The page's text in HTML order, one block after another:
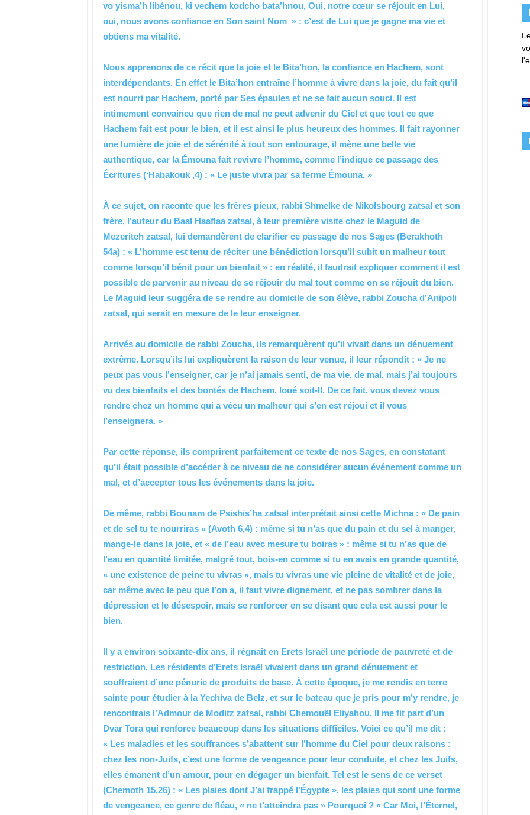
vo yisma’h libénou, ki vechem kodcho bata’hnou, Oui, notre cœur se réjouit en Lui,
oui, nous avons confiance en Son saint Nom » : c’est de Lui que je gagne ma vie et
obtiens ma vitalité.
Nous apprenons de ce récit que la joie et le Bita’hon, la confiance en Hachem, sont
interdépendants. En effet le Bita’hon entraîne l’homme à vivre dans la joie, du fait qu’il
est nourri par Hachem, porté par Ses épaules et ne se fait aucun souci. Il est
intimement convaincu que rien de mal ne peut advenir du Ciel et que tout ce que
Hachem fait est pour le bien, et il est ainsi le plus heureux des hommes. Il fait rayonner
une lumière de joie et de sérénité à tout son entourage, il mène une belle vie
authentique, car la Émouna fait revivre l’homme, comme l’indique ce passage des
Écritures (‘Habakouk ,4) : « Le juste vivra par sa ferme Émouna. »
À ce sujet, on raconte que les frères pieux, rabbi Shmelke de Nikolsbourg zatsal et son
frère, l’auteur du Baal Haaflaa zatsal, à leur première visite chez le Maguid de
Mezeritch zatsal, lui demandèrent de clarifier ce passage de nos Sages (Berakhoth
54a) : « L’homme est tenu de réciter une bénédiction lorsqu’il subit un malheur tout
comme lorsqu’il bénit pour un bienfait » : en réalité, il faudrait expliquer comment il est
possible de parvenir au niveau de se réjouir du mal tout comme on se réjouit du bien.
Le Maguid leur suggéra de se rendre au domicile de son élève, rabbi Zoucha d’Anipoli
zatsal, qui serait en mesure de le leur enseigner.
Arrivés au domicile de rabbi Zoucha, ils remarquèrent qu’il vivait dans un dénuement
extrême. Lorsqu’ils lui expliquèrent la raison de leur venue, il leur répondit : « Je ne
peux pas vous l’enseigner, car je n’ai jamais senti, de ma vie, de mal, mais j’ai toujours
vu des bienfaits et des bontés de Hachem, loué soit-Il. De ce fait, vous devez vous
rendre chez un homme qui a vécu un malheur qui s’en est réjoui et il vous
l’enseignera. »
Par cette réponse, ils comprirent parfaitement ce texte de nos Sages, en constatant
qu’il était possible d’accéder à ce niveau de ne considérer aucun événement comme un
mal, et d’accepter tous les événements dans la joie.
De même, rabbi Bounam de Psishis’ha zatsal interprétait ainsi cette Michna : « De pain
et de sel tu te nourriras » (Avoth 6,4) : même si tu n’as que du pain et du sel à manger,
mange-le dans la joie, et « de l’eau avec mesure tu boiras » : même si tu n’as que de
l’eau en quantité limitée, malgré tout, bois-en comme si tu en avais en grande quantité,
« une existence de peine tu vivras », mais tu vivras une vie pleine de vitalité et de joie,
car même avec le peu que l’on a, il faut vivre dignement, et ne pas sombrer dans la
dépression et le désespoir, mais se renforcer en se disant que cela est aussi pour le
bien.
Il y a environ soixante-dix ans, il régnait en Erets Israël une période de pauvreté et de
restriction. Les résidents d’Erets Israël vivaient dans un grand dénuement et
souffraient d’une pénurie de produits de base. À cette époque, je me rendis en terre
sainte pour étudier à la Yechiva de Belz, et sur le bateau que je pris pour m’y rendre, je
rencontrais l’Admour de Moditz zatsal, rabbi Chemouël Eliyahou. Il me fit part d’un
Dvar Tora qui renforce beaucoup dans les situations difficiles. Voici ce qu’il me dit :
« Les maladies et les souffrances s’abattent sur l’homme du Ciel pour deux raisons :
chez les non-Juifs, c’est une forme de vengeance pour leur conduite, et chez les Juifs,
elles émanent d’un amour, pour en dégager un bienfait. Tel est le sens de ce verset
(Chemoth 15,26) : « Les plaies dont J’ai frappé l’Égypte », les plaies qui sont une forme
de vengeance, ce genre de fléau, « ne t’atteindra pas » Pourquoi ? « Car Moi, l’Éternel,